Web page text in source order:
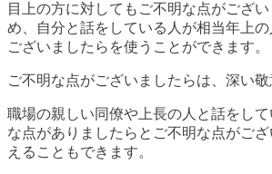
目上の方に対してもご不明な点がござ
め、自分と話をしている人が相当年上
ございましたらを使うことができます。
ご不明な点がございましたらは、深い敬
職場の親しい同僚や上長の人と話をし
な点がありましたらとご不明な点がご
えることもできます。